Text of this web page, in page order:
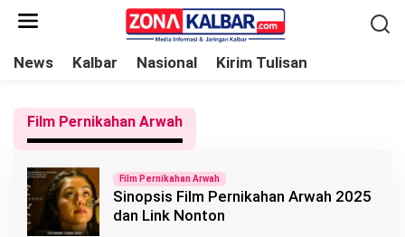
News Kalbar Nasional Kirim Tulisan
Film Pernikahan Arwah
Film Pernikahan Arwah
Sinopsis Film Pernikahan Arwah 2025
dan Link Nonton